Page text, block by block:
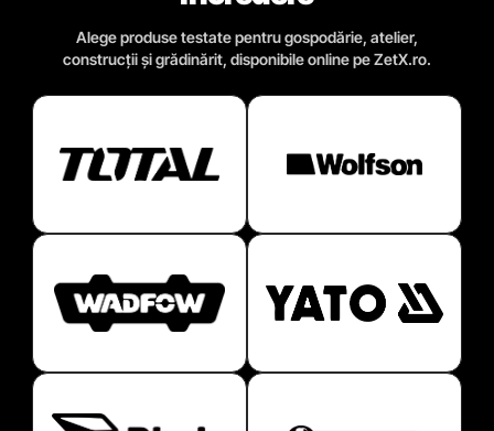
Alege produse testate pentru gospodărie, atelier,
construcții și grădinărit, disponibile online pe ZetX.ro.